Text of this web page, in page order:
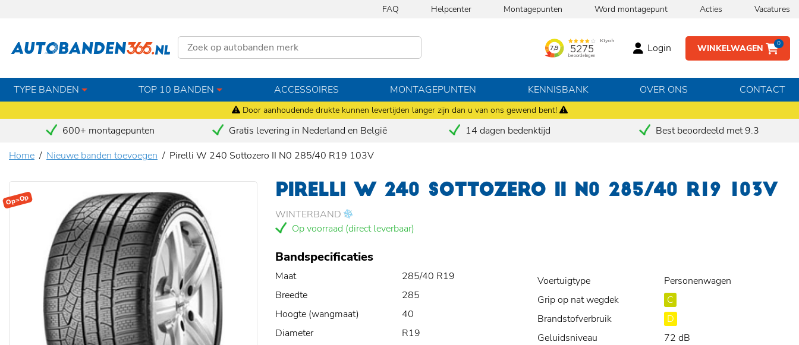
Door aanhoudende drukte kunnen levertijden langer zijn dan u van ons gewend bent!
FAQ Helpcenter Montagepunten Word montagepunt Acties Vacatures
WINKELWAGEN 0
Login
TYPE BANDEN TOP 10 BANDEN ACCESSOIRES MONTAGEPUNTEN KENNISBANK OVER ONS CONTACT
600+ montagepunten Gratis levering in Nederland en België 14 dagen bedenktijd
Best beoordeeld met 9.3
Home
Nieuwe banden toevoegen Pirelli W 240 Sottozero II N0 285/40 R19 103V
Op=Op PIRELLI W 240 SOTTOZERO II N0 285/40 R19 103V
WINTERBAND
Op voorraad (direct leverbaar)
Bandspecificaties
Maat
285/40 R19
Breedte
285
Hoogte (wangmaat)
40
Diameter
R19
Voertuigtype
Personenwagen
Grip op nat wegdek
C
Brandstofverbruik
D
Geluidsniveau
72 dB